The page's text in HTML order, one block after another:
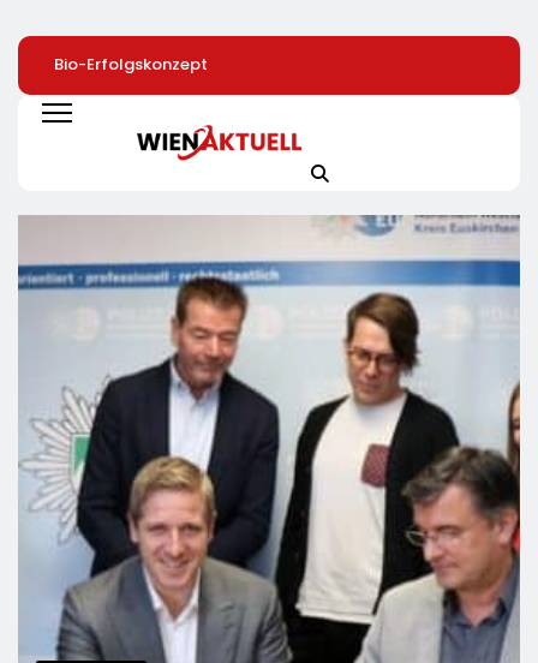
Bio-Erfolgskonzept
Wächst Weiter:
Eröffnung Der 200.
NATURKIND-Welt Bei
Wollen Mit
Heizung Überwachen
Chornobyl:
Zerstörten
Schutzhülle /
Greenpeace-
Dokumentiert
Des Russischen
Drohnenangriffs